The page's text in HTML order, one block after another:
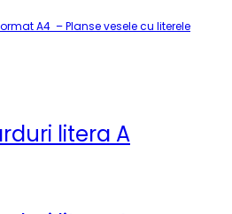
A4 – Planse vesele cu literele
litera A